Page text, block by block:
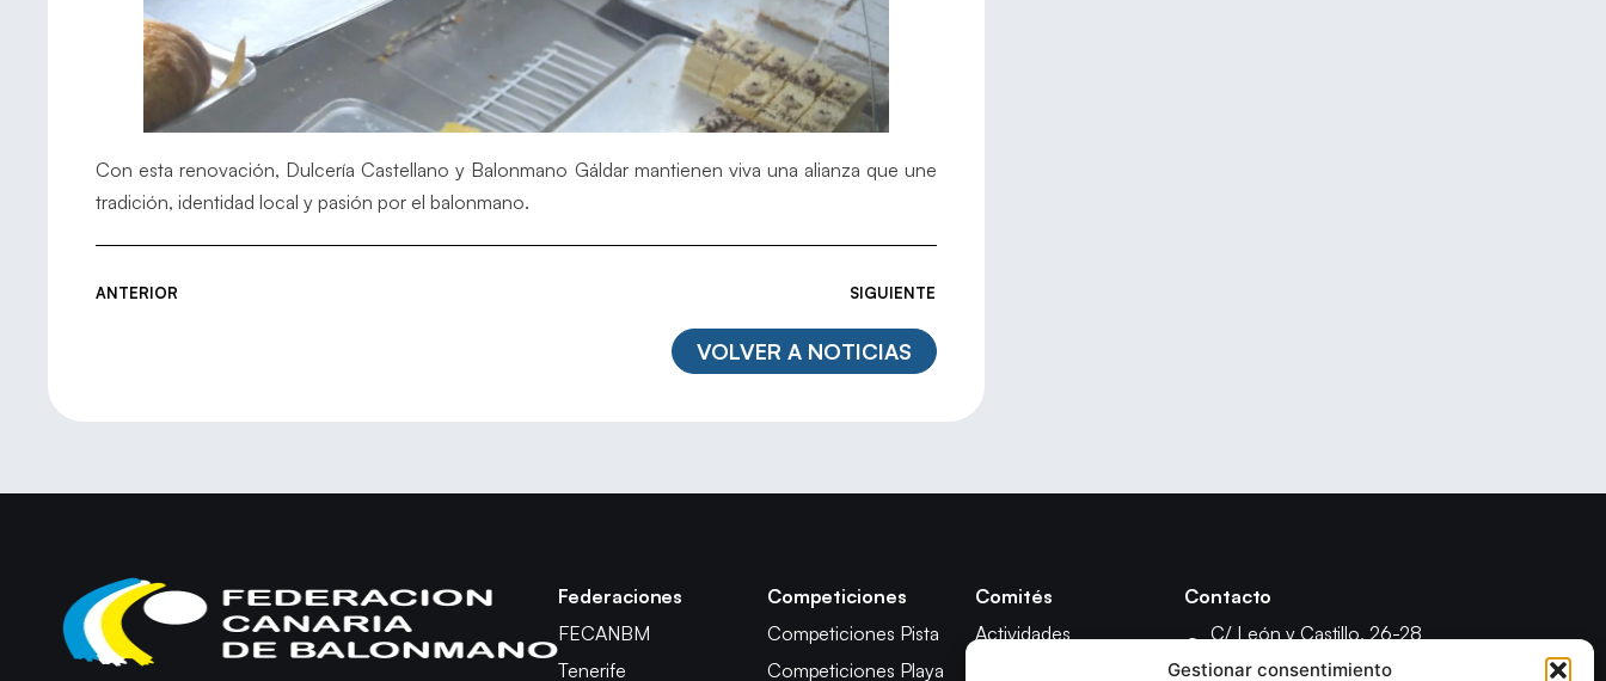
Gestionar consentimiento
Con esta renovación, Dulcería Castellano y Balonmano Gáldar mantienen viva una alianza que une
tradición, identidad local y pasión por el balonmano.
ANTERIOR SIGUIENTE
VOLVER A NOTICIAS
Federaciones
FECANBM
Tenerife
Competiciones
Competiciones Pista
Competiciones Playa
Comités
Actividades
Contacto
C/ León y Castillo, 26-28
35003 - Las Palmas de Gran Canaria